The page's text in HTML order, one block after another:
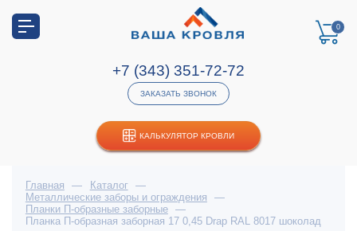
КАЛЬКУЛЯТОР КРОВЛИ
0
+7 (343) 351-72-72
ЗАКАЗАТЬ ЗВОНОК
Главная — Каталог
—
Металлические заборы и ограждения
—
Планки П-образные заборные
—
Планка П-образная заборная 17 0,45 Drap RAL 8017 шоколад